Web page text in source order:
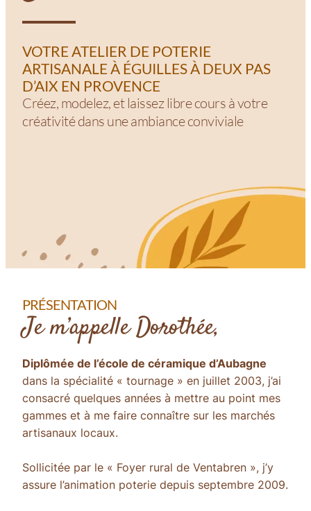
VOTRE ATELIER DE POTERIE
ARTISANALE À ÉGUILLES À DEUX PAS
D’AIX EN PROVENCE
Créez, modelez, et laissez libre cours à votre
créativité dans une ambiance conviviale
PRÉSENTATION
Je m’appelle Dorothée,
Diplômée de l’école de céramique d’Aubagne
dans la spécialité « tournage » en juillet 2003, j’ai
consacré quelques années à mettre au point mes
gammes et à me faire connaître sur les marchés
artisanaux locaux.
Sollicitée par le « Foyer rural de Ventabren », j’y
assure l’animation poterie depuis septembre 2009.